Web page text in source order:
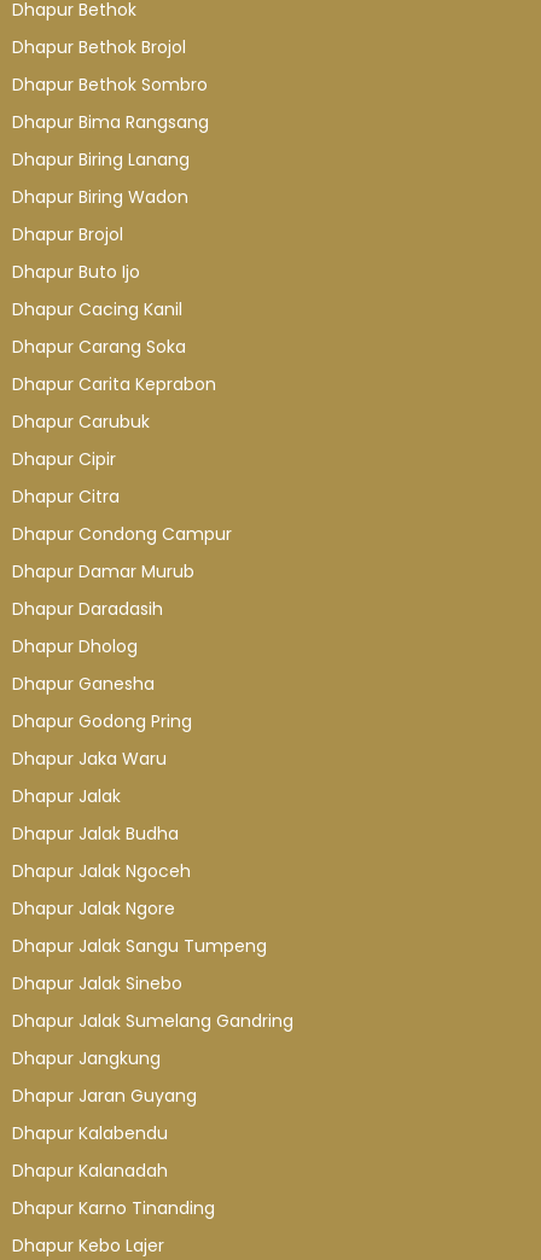
Dhapur Bethok
Dhapur Bethok Brojol
Dhapur Bethok Sombro
Dhapur Bima Rangsang
Dhapur Biring Lanang
Dhapur Biring Wadon
Dhapur Brojol
Dhapur Buto Ijo
Dhapur Cacing Kanil
Dhapur Carang Soka
Dhapur Carita Keprabon
Dhapur Carubuk
Dhapur Cipir
Dhapur Citra
Dhapur Condong Campur
Dhapur Damar Murub
Dhapur Daradasih
Dhapur Dholog
Dhapur Ganesha
Dhapur Godong Pring
Dhapur Jaka Waru
Dhapur Jalak
Dhapur Jalak Budha
Dhapur Jalak Ngoceh
Dhapur Jalak Ngore
Dhapur Jalak Sangu Tumpeng
Dhapur Jalak Sinebo
Dhapur Jalak Sumelang Gandring
Dhapur Jangkung
Dhapur Jaran Guyang
Dhapur Kalabendu
Dhapur Kalanadah
Dhapur Karno Tinanding
Dhapur Kebo Lajer